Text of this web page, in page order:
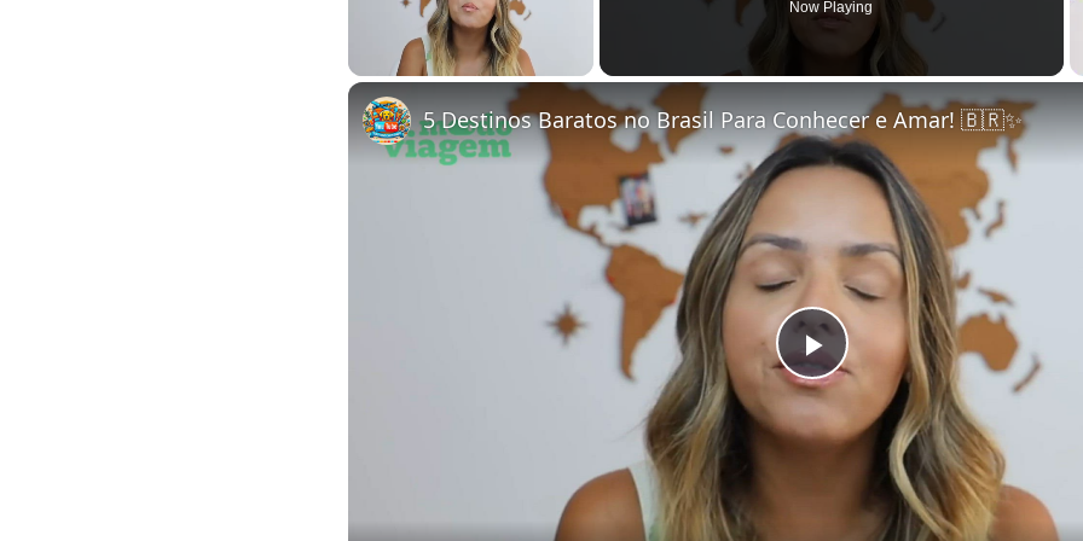
Now Playing
Play Video
5 Destinos Baratos no Brasil Para Conhecer e Amar! 🇧🇷✨